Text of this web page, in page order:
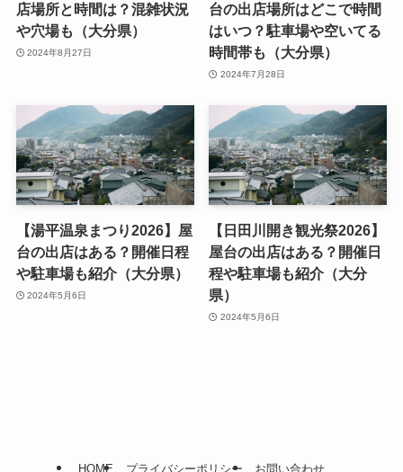
店場所と時間は？混雑状況
や穴場も（大分県）
2024年8月27日
台の出店場所はどこで時間
はいつ？駐車場や空いてる
時間帯も（大分県）
2024年7月28日
【湯平温泉まつり2026】屋
台の出店はある？開催日程
や駐車場も紹介（大分県）
2024年5月6日
【日田川開き観光祭2026】
屋台の出店はある？開催日
程や駐車場も紹介（大分
県）
2024年5月6日
HOME プライバシーポリシー お問い合わせ